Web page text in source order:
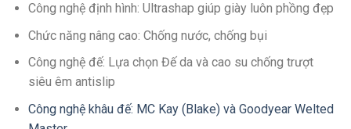
Công nghệ định hình: Ultrashap giúp giày luôn phồng đẹp
Chức năng nâng cao: Chống nước, chống bụi
Công nghệ đế: Lựa chọn Đế da và cao su chống trượt
siêu êm antislip
Công nghệ khâu đế: MC Kay (Blake) và Goodyear Welted